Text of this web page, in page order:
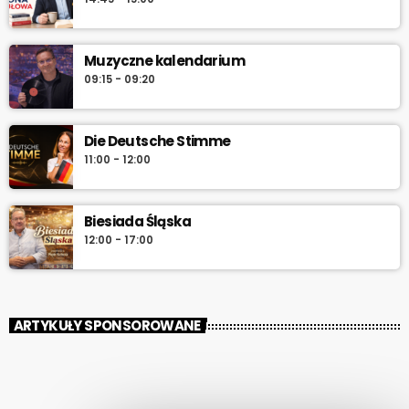
Muzyczne kalendarium
09:15 - 09:20
Die Deutsche Stimme
11:00 - 12:00
Biesiada Śląska
12:00 - 17:00
ARTYKUŁY SPONSOROWANE